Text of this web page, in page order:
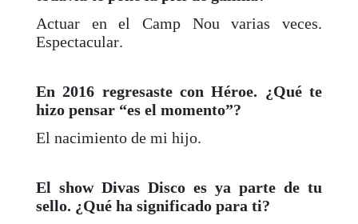
Actuar en el Camp Nou varias veces.
Espectacular.
En 2016 regresaste con Héroe. ¿Qué te
hizo pensar “es el momento”?
El nacimiento de mi hijo.
El show Divas Disco es ya parte de tu
sello. ¿Qué ha significado para ti?